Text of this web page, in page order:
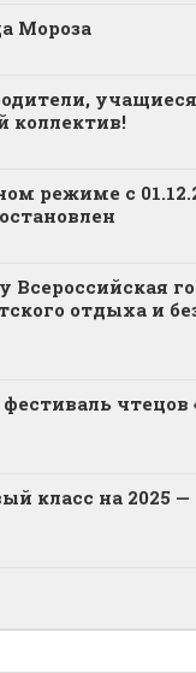
Мороза
коллектив!
режиме с
Всероссийская
отдыха и
чтецов
класс на 2025